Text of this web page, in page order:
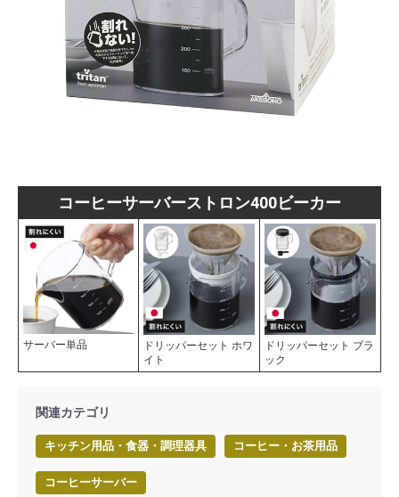
コーヒーサーバーストロン400ビーカー
サーバー単品
ドリッパーセット ホワ
イト
ドリッパーセット ブラ
ック
関連カテゴリ
キッチン用品・食器・調理器具 コーヒー・お茶用品
コーヒーサーバー